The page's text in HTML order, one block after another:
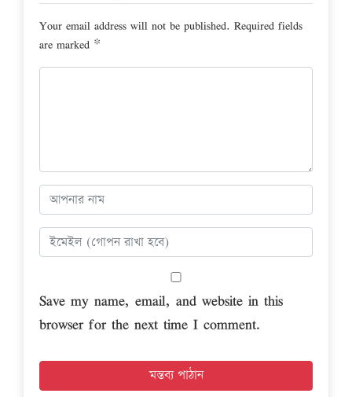
Your email address will not be published. Required fields
are marked *
Save my name, email, and website in this
browser for the next time I comment.